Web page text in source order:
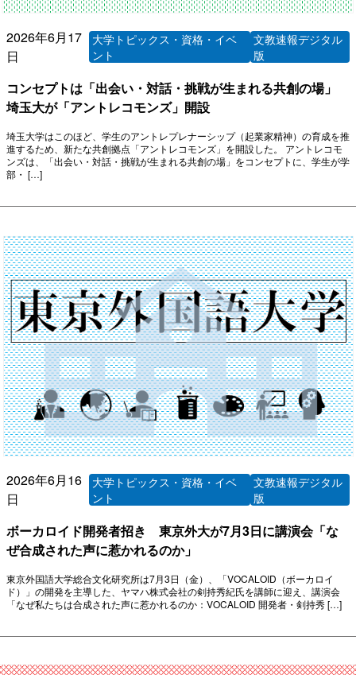
2026年6月17
日
大学トピックス・資格・イベ
ント
文教速報デジタル
版
コンセプトは「出会い・対話・挑戦が生まれる共創の場」
埼玉大が「アントレコモンズ」開設
埼玉大学はこのほど、学生のアントレプレナーシップ（起業家精神）の育成を推
進するため、新たな共創拠点「アントレコモンズ」を開設した。 アントレコモ
ンズは、「出会い・対話・挑戦が生まれる共創の場」をコンセプトに、学生が学
部・ […]
2026年6月16
日
大学トピックス・資格・イベ
ント
文教速報デジタル
版
ボーカロイド開発者招き 東京外大が7月3日に講演会「な
ぜ合成された声に惹かれるのか」
東京外国語大学総合文化研究所は7月3日（金）、「VOCALOID（ボーカロイ
ド）」の開発を主導した、ヤマハ株式会社の剣持秀紀氏を講師に迎え、講演会
「なぜ私たちは合成された声に惹かれるのか：VOCALOID 開発者・剣持秀 […]